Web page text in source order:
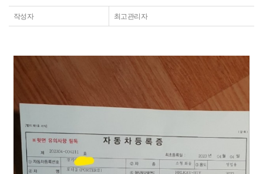
이용후기
작성자 최고관리자